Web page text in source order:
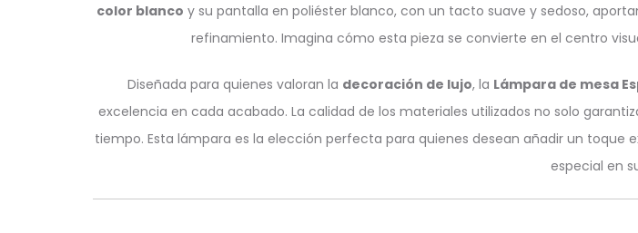
color blanco y su pantalla en poliéster blanco, con un tacto suave y sedoso,
refinamiento. Imagina cómo esta pieza se convierte en el centro
Diseñada para quienes valoran la decoración de lujo, la Lámpara de mesa
excelencia en cada acabado. La calidad de los materiales utilizados no solo
tiempo. Esta lámpara es la elección perfecta para quienes desean añadir un
especial en